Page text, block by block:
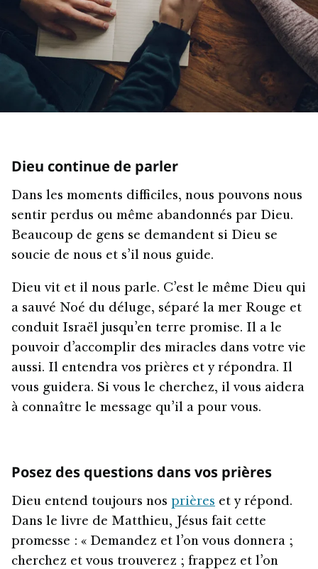
Dieu continue de parler
Dans les moments difficiles, nous pouvons nous
sentir perdus ou même abandonnés par Dieu.
Beaucoup de gens se demandent si Dieu se
soucie de nous et s’il nous guide.
Dieu vit et il nous parle. C’est le même Dieu qui
a sauvé Noé du déluge, séparé la mer Rouge et
conduit Israël jusqu’en terre promise. Il a le
pouvoir d’accomplir des miracles dans votre vie
aussi. Il entendra vos prières et y répondra. Il
vous guidera. Si vous le cherchez, il vous aidera
à connaître le message qu’il a pour vous.
Posez des questions dans vos prières
Dieu entend toujours nos prières et y répond.
Dans le livre de Matthieu, Jésus fait cette
promesse : « Demandez et l’on vous donnera ;
cherchez et vous trouverez ; frappez et l’on